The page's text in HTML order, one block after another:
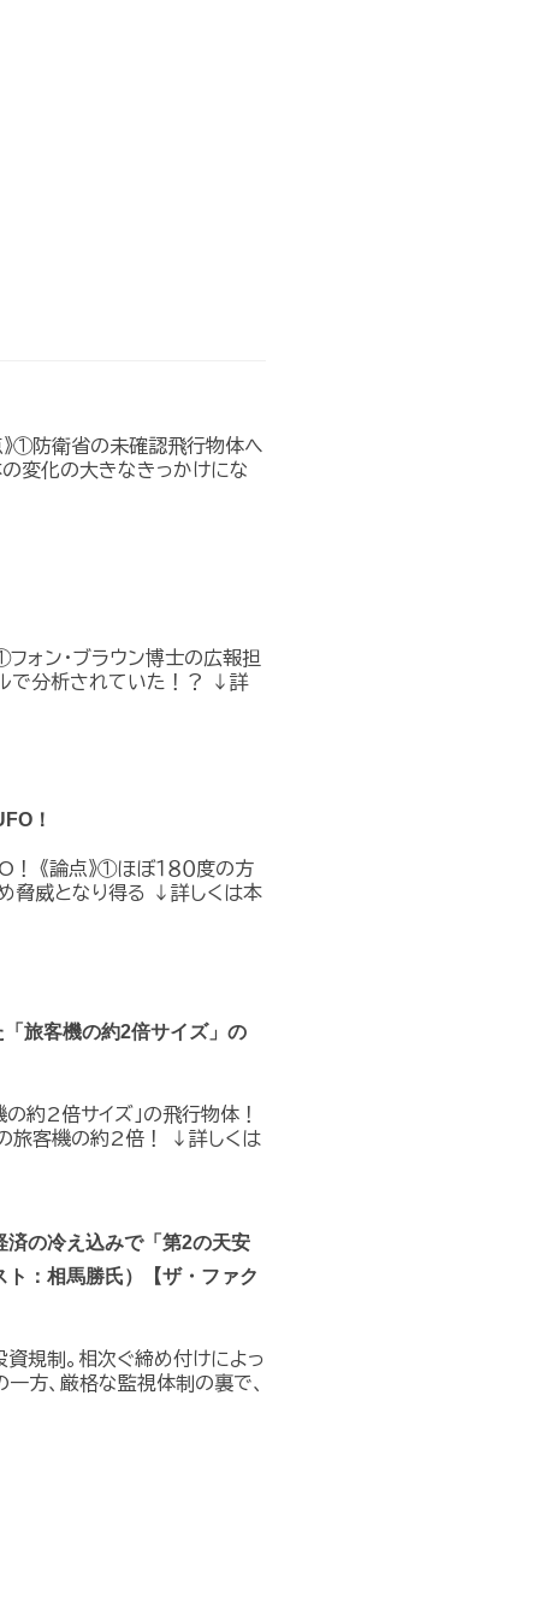
》①防衛省の未確認飛行物体へ
変化の大きなきっかけにな
フォン・ブラウン博士の広報担
で分析されていた！？ ↓詳
！
《論点》①ほぼ１８０度の方
脅威となり得る ↓詳しくは本
旅客機の約2倍サイズ」の
約2倍サイズ」の飛行物体！
旅客機の約2倍！ ↓詳しくは
済の冷え込みで「第2の天安
：相馬勝氏）【ザ・ファク
規制。相次ぐ締め付けによっ
方、厳格な監視体制の裏で、